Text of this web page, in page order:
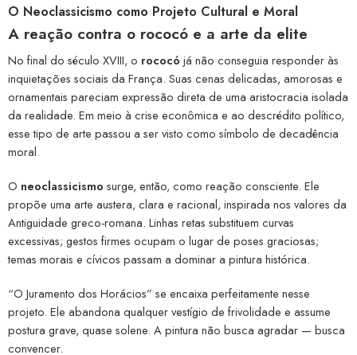
O Neoclassicismo como Projeto Cultural e Moral
A reação contra o rococó e a arte da elite
No final do século XVIII, o rococó já não conseguia responder às
inquietações sociais da França. Suas cenas delicadas, amorosas e
ornamentais pareciam expressão direta de uma aristocracia isolada
da realidade. Em meio à crise econômica e ao descrédito político,
esse tipo de arte passou a ser visto como símbolo de decadência
moral.
O neoclassicismo surge, então, como reação consciente. Ele
propõe uma arte austera, clara e racional, inspirada nos valores da
Antiguidade greco-romana. Linhas retas substituem curvas
excessivas; gestos firmes ocupam o lugar de poses graciosas;
temas morais e cívicos passam a dominar a pintura histórica.
“O Juramento dos Horácios” se encaixa perfeitamente nesse
projeto. Ele abandona qualquer vestígio de frivolidade e assume
postura grave, quase solene. A pintura não busca agradar — busca
convencer.